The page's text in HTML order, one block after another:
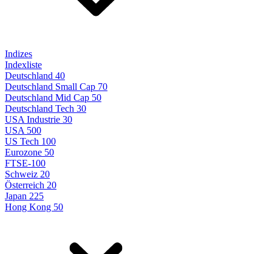
Indizes
Indexliste
Deutschland 40
Deutschland Small Cap 70
Deutschland Mid Cap 50
Deutschland Tech 30
USA Industrie 30
USA 500
US Tech 100
Eurozone 50
FTSE-100
Schweiz 20
Österreich 20
Japan 225
Hong Kong 50